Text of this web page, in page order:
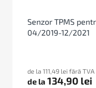
Senzor TPMS
04/2019-12/2021
de la 111,49 lei fără TVA
de la 134,90 lei